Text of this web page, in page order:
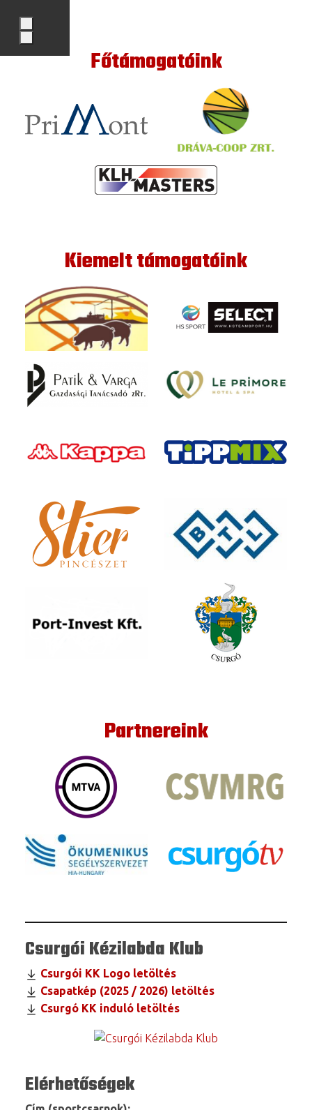
Főtámogatóink
Kiemelt támogatóink
Partnereink
Csurgói Kézilabda Klub
Csurgói KK Logo letöltés
Csapatkép (2025 / 2026) letöltés
Csurgó KK induló letöltés
Elérhetőségek